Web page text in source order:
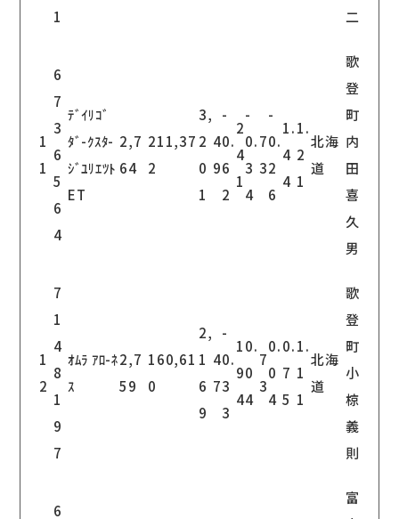
1
二
1
1
6
7
3
6
5
6
4
ﾃﾞｲﾘｺﾞ
ﾀﾞ-ｸｽﾀ-
ｼﾞﾕﾘｴﾂﾄ
ET
2,7
64
211,37
2
3,
2
0
1
4
9
-
0.
6
2
2
4
1
-
0.
3
4
7
3
-
0.
2
6
1.
4
4
1.
2
1
北海
道
歌
登
町
内
田
喜
久
男
1
2
7
1
4
8
1
9
7
ｵﾑﾗ ｱﾛ-ﾈ
ｽ
2,7
59
160,61
0
2,
1
6
9
4
7
-
0.
3
3
1
9
4
0.
0
4
7
3
0.
0
4
0.
7
5
1.
1
1
北海
道
歌
登
町
小
椋
義
則
6
富